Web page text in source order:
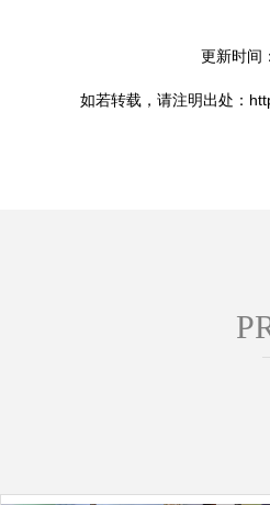
更新时间
如若转载，请注明出处：